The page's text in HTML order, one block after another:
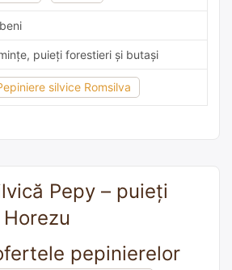
puieți forestieri și butași
silvice Romsilva
Pepy – puieți
pepinierelor